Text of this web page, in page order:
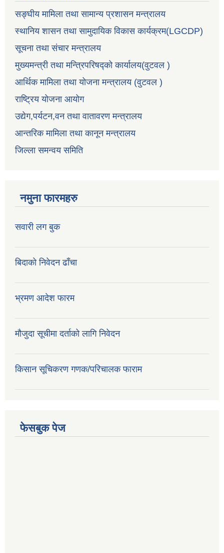
सङ्घीय मामिला तथा सामान्य प्रशासन मन्त्रालय
स्थानिय शासन तथा सामुदायिक विकास कार्यक्रम(LGCDP)
सूचना तथा संचार मन्त्रालय
मुख्यमन्त्री तथा मन्त्रिपरिषद्को कार्यालय(वुटवल )
आर्थिक मामिला तथा योजना मन्त्रालय (वुटवल )
राष्ट्रिय योजना आयोग
उद्येग,पर्यटन,वन तथा वातावरण मन्त्रालय
आन्तरिक मामिला तथा कानून मन्त्रालय
जिल्ला समन्वय समिति
नमुना फारमहरु
सवारी लग बुक
बिदाको निवेदन ढाँचा
भ्रमण आदेश फारम
मौजुदा सूचीमा दर्ताको लागि निवेदन
किसान सूचिकरण गणक/परिचालक फाराम
फेसबुक पेज